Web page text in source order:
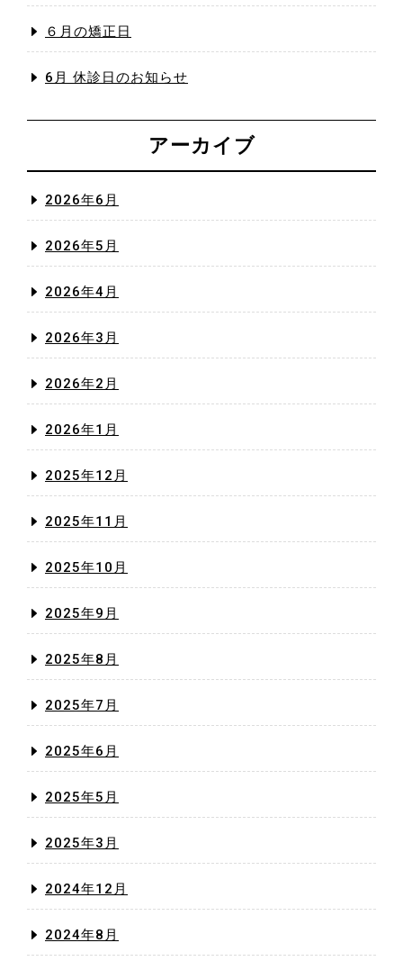
６月の矯正日
6月 休診日のお知らせ
アーカイブ
2026年6月
2026年5月
2026年4月
2026年3月
2026年2月
2026年1月
2025年12月
2025年11月
2025年10月
2025年9月
2025年8月
2025年7月
2025年6月
2025年5月
2025年3月
2024年12月
2024年8月